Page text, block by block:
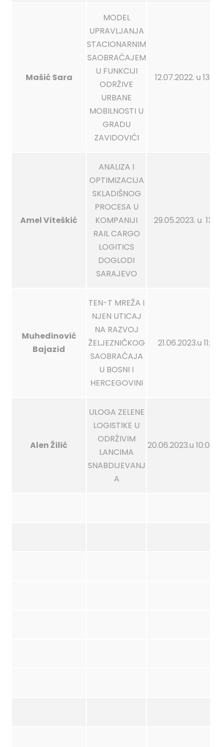
Mašić Sara
MODEL
UPRAVLJANJA
STACIONARNIM
SAOBRAĆAJEM
U FUNKCIJI
ODRŽIVE
URBANE
MOBILNOSTI U
GRADU
ZAVIDOVIĆI
12.07.2022. u
Amel Viteškić
ANALIZA I
OPTIMIZACIJA
SKLADIŠNOG
PROCESA U
KOMPANIJI
RAIL CARGO
LOGITICS
DOGLODI
SARAJEVO
29.05.2023. u
Muhedinović
Bajazid
TEN-T MREŽA I
NJEN UTICAJ
NA RAZVOJ
ŽELJEZNIČKOG
SAOBRAĆAJA
U BOSNI I
HERCEGOVINI
21.06.2023.u
Alen Žilić
ULOGA ZELENE
LOGISTIKE U
ODRŽIVIM
LANCIMA
SNABDIJEVANJ
A
20.06.2023.u 10:00